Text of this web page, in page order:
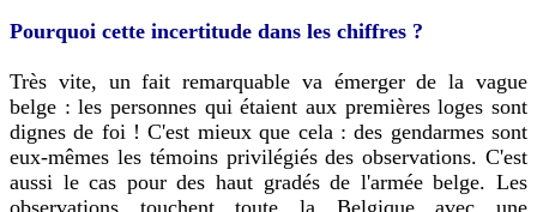
Pourquoi cette incertitude dans les chiffres ?
Très vite, un fait remarquable va émerger de la vague
belge : les personnes qui étaient aux premières loges sont
dignes de foi ! C'est mieux que cela : des gendarmes sont
eux-mêmes les témoins privilégiés des observations. C'est
aussi le cas pour des haut gradés de l'armée belge. Les
observations touchent toute la Belgique avec une